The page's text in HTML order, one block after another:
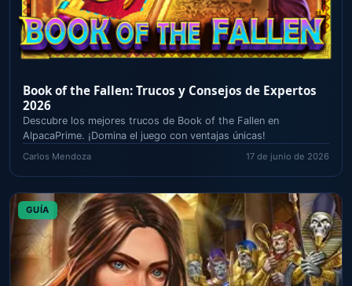
Book of the Fallen: Trucos y Consejos de Expertos
2026
Descubre los mejores trucos de Book of the Fallen en
AlpacaPrime. ¡Domina el juego con ventajas únicas!
Carlos Mendoza 17 de junio de 2026
GUÍA